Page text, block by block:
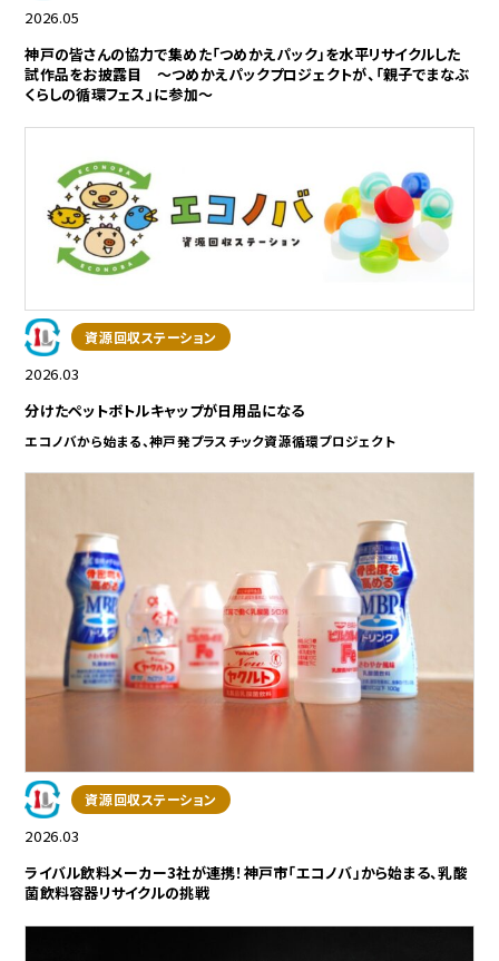
2026.05
神戸の皆さんの協力で集めた「つめかえパック」を水平リサイクルした
試作品をお披露目 ～つめかえパックプロジェクトが、「親子でまなぶ
くらしの循環フェス」に参加～
資源回収ステーション
2026.03
分けたペットボトルキャップが日用品になる
エコノバから始まる、神戸発プラスチック資源循環プロジェクト
資源回収ステーション
2026.03
ライバル飲料メーカー3社が連携！神戸市「エコノバ」から始まる、乳酸
菌飲料容器リサイクルの挑戦